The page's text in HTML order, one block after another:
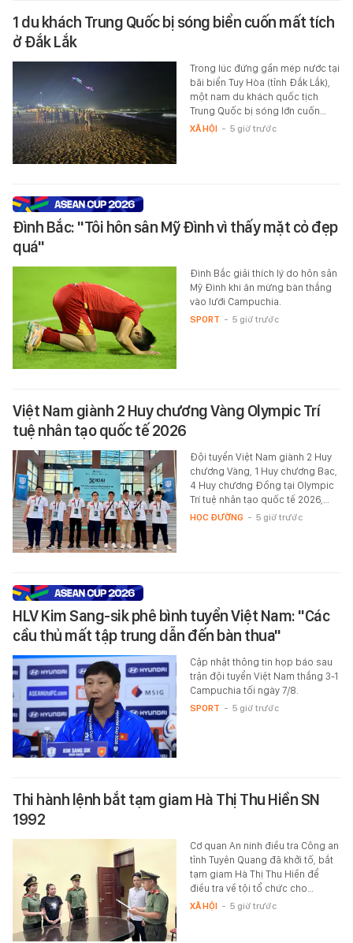
1 du khách Trung Quốc bị sóng biển cuốn mất tích
ở Đắk Lắk
Trong lúc đứng gần mép nước tại
bãi biển Tuy Hòa (tỉnh Đắk Lắk),
một nam du khách quốc tịch
Trung Quốc bị sóng lớn cuốn…
XÃ HỘI - 5 giờ trước
Đình Bắc: "Tôi hôn sân Mỹ Đình vì thấy mặt cỏ đẹp
quá"
Đình Bắc giải thích lý do hôn sân
Mỹ Đình khi ăn mừng bàn thắng
vào lưới Campuchia.
SPORT - 5 giờ trước
Việt Nam giành 2 Huy chương Vàng Olympic Trí
tuệ nhân tạo quốc tế 2026
Đội tuyển Việt Nam giành 2 Huy
chương Vàng, 1 Huy chương Bạc,
4 Huy chương Đồng tại Olympic
Trí tuệ nhân tạo quốc tế 2026,…
HỌC ĐƯỜNG - 5 giờ trước
HLV Kim Sang-sik phê bình tuyển Việt Nam: "Các
cầu thủ mất tập trung dẫn đến bàn thua"
Cập nhật thông tin họp báo sau
trận đội tuyển Việt Nam thắng 3-1
Campuchia tối ngày 7/8.
SPORT - 5 giờ trước
Thi hành lệnh bắt tạm giam Hà Thị Thu Hiền SN
1992
Cơ quan An ninh điều tra Công an
tỉnh Tuyên Quang đã khởi tố, bắt
tạm giam Hà Thị Thu Hiền để
điều tra về tội tổ chức cho…
XÃ HỘI - 5 giờ trước